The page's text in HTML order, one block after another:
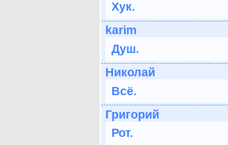
Хук.
karim
Душ.
Николай
Всё.
Григорий
Рот.